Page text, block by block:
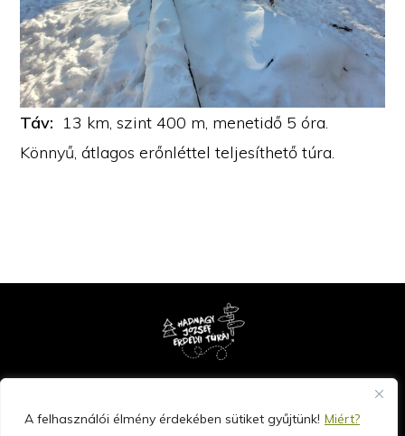
A felhasználói élmény érdekében sütiket gyűjtünk! Miért?
Táv: 13 km, szint 400 m, menetidő 5 óra.
Könnyű, átlagos erőnléttel teljesíthető túra.